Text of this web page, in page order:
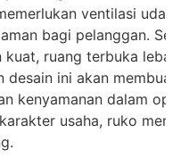
ventilasi udara
bagi pelanggan.
kuat, ruang terbuka
desain ini akan membuat
kenyamanan dalam
usaha, ruko